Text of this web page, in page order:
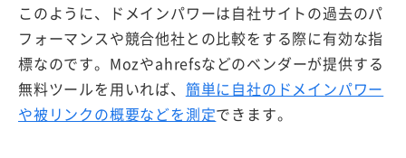
このように、ドメインパワーは自社サイトの過去のパ
フォーマンスや競合他社との比較をする際に有効な指
標なのです。Mozやahrefsなどのベンダーが提供する
無料ツールを用いれば、 簡単に自社のドメインパワー
や被リンクの概要などを測定できます。